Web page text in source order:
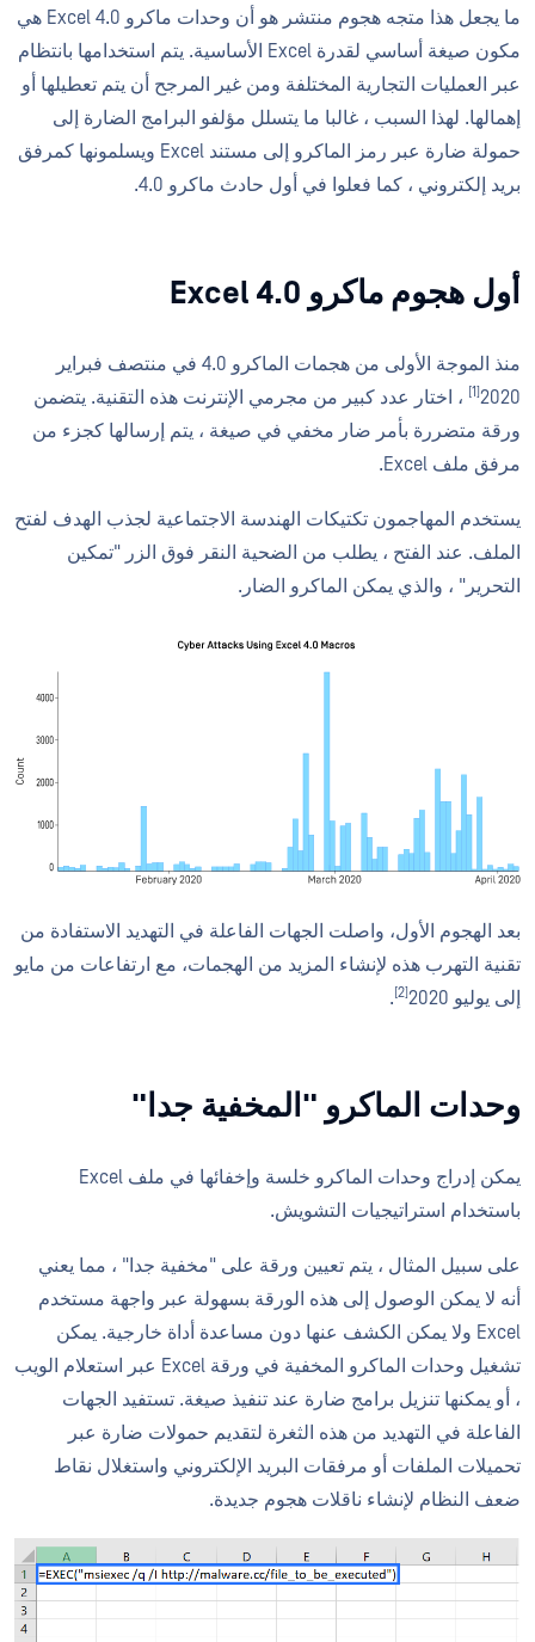
ما يجعل هذا متجه هجوم منتشر هو أن وحدات ماكرو Excel 4.0 هي
مكون صيغة أساسي لقدرة Excel الأساسية. يتم استخدامها بانتظام
عبر العمليات التجارية المختلفة ومن غير المرجح أن يتم تعطيلها أو
إهمالها. لهذا السبب ، غالبا ما يتسلل مؤلفو البرامج الضارة إلى
حمولة ضارة عبر رمز الماكرو إلى مستند Excel ويسلمونها كمرفق
بريد إلكتروني ، كما فعلوا في أول حادث ماكرو 4.0.
أول هجوم ماكرو Excel 4.0
منذ الموجة الأولى من هجمات الماكرو 4.0 في منتصف فبراير
2020
[1]
، اختار عدد كبير من مجرمي الإنترنت هذه التقنية. يتضمن
ورقة متضررة بأمر ضار مخفي في صيغة ، يتم إرسالها كجزء من
مرفق ملف Excel.
يستخدم المهاجمون تكتيكات الهندسة الاجتماعية لجذب الهدف لفتح
الملف. عند الفتح ، يطلب من الضحية النقر فوق الزر "تمكين
التحرير" ، والذي يمكن الماكرو الضار.
بعد الهجوم الأول، واصلت الجهات الفاعلة في التهديد الاستفادة من
تقنية التهرب هذه لإنشاء المزيد من الهجمات، مع ارتفاعات من مايو
إلى يوليو 2020
.
وحدات الماكرو "المخفية جدا"
يمكن إدراج وحدات الماكرو خلسة وإخفائها في ملف Excel
باستخدام استراتيجيات التشويش.
على سبيل المثال ، يتم تعيين ورقة على "مخفية جدا" ، مما يعني
أنه لا يمكن الوصول إلى هذه الورقة بسهولة عبر واجهة مستخدم
Excel ولا يمكن الكشف عنها دون مساعدة أداة خارجية. يمكن
تشغيل وحدات الماكرو المخفية في ورقة Excel عبر استعلام الويب
، أو يمكنها تنزيل برامج ضارة عند تنفيذ صيغة. تستفيد الجهات
الفاعلة في التهديد من هذه الثغرة لتقديم حمولات ضارة عبر
تحميلات الملفات أو مرفقات البريد الإلكتروني واستغلال نقاط
ضعف النظام لإنشاء ناقلات هجوم جديدة.